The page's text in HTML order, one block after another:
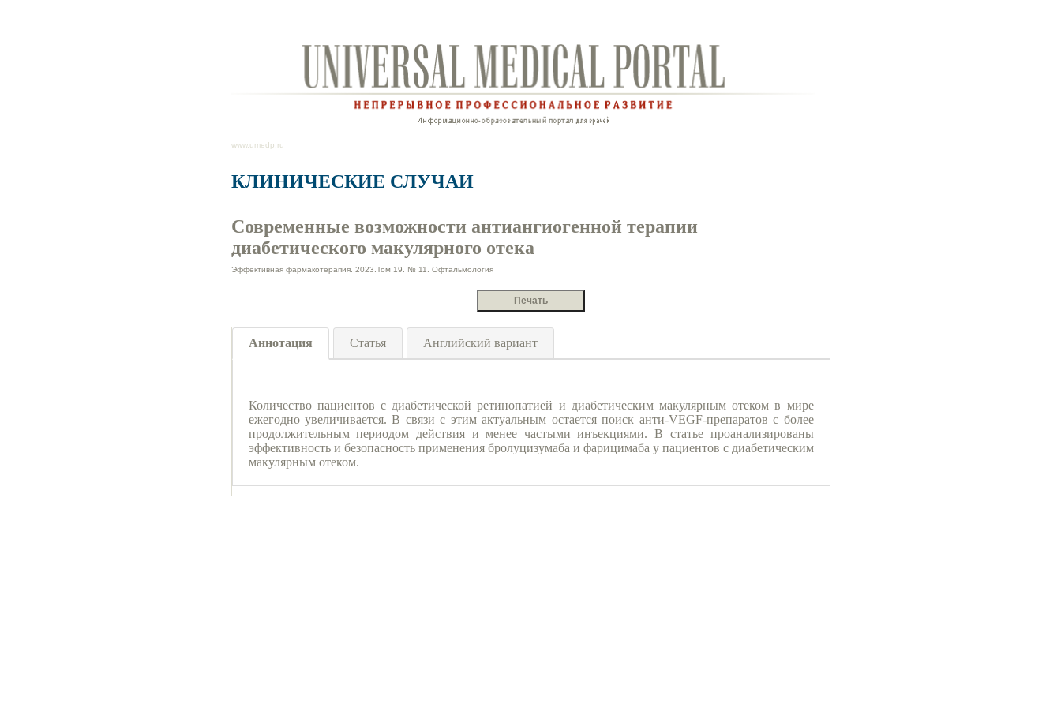
www.umedp.ru
КЛИНИЧЕСКИЕ СЛУЧАИ
Современные возможности антиангиогенной терапии
диабетического макулярного отека
Эффективная фармакотерапия. 2023.Том 19. № 11. Офтальмология
Аннотация Статья Английский вариант
Количество пациентов с диабетической ретинопатией и диабетическим макулярным отеком в мире
ежегодно увеличивается. В связи с этим актуальным остается поиск анти-VEGF-препаратов с более
продолжительным периодом действия и менее частыми инъекциями. В статье проанализированы
эффективность и безопасность применения бролуцизумаба и фарицимаба у пациентов с диабетическим
макулярным отеком.